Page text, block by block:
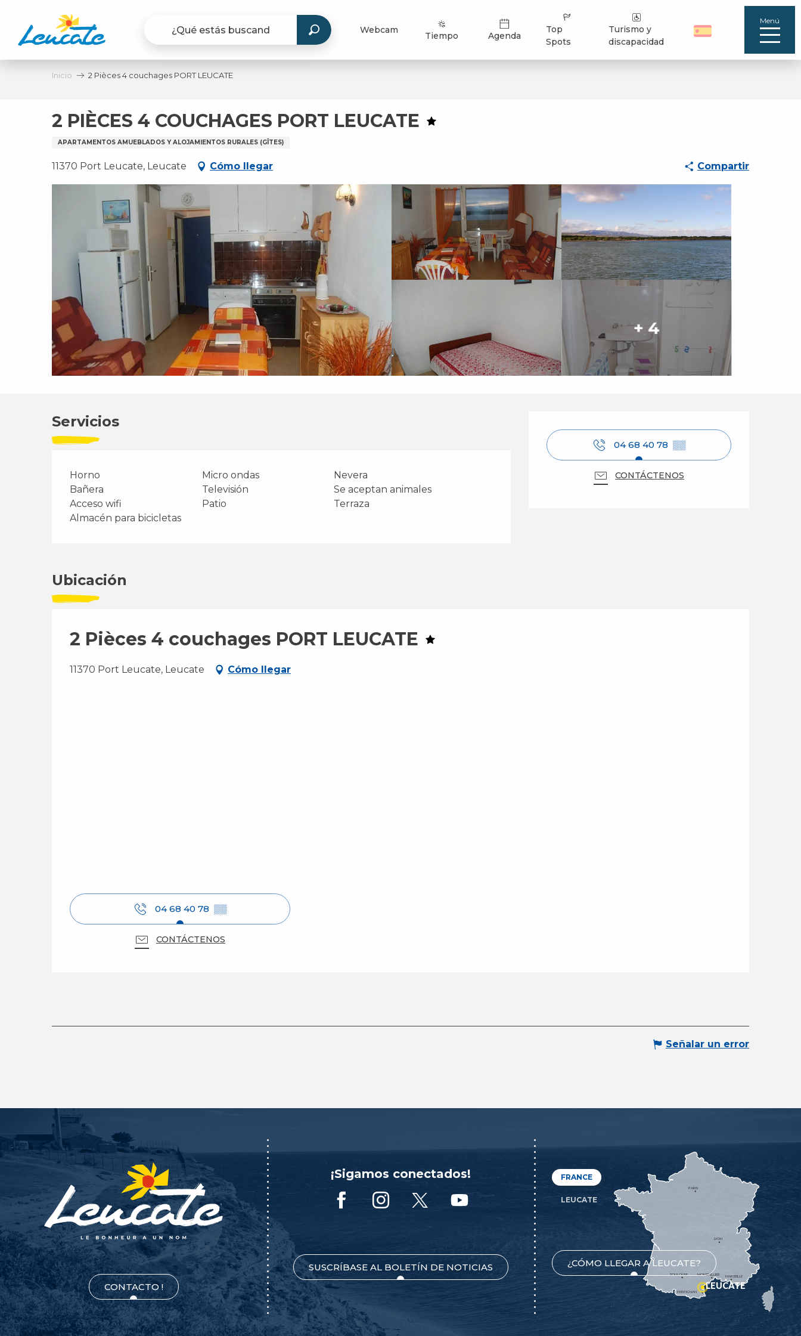
contenu
principal
Webcam
Tiempo Agenda
Top
Spots
Turismo y
discapacidad
Menú
Inicio 2 Pièces 4 couchages PORT LEUCATE
2 PIÈCES 4 COUCHAGES PORT LEUCATE
APARTAMENTOS AMUEBLADOS Y ALOJAMIENTOS RURALES (GÎTES)
11370 Port Leucate, Leucate Cómo llegar Compartir
+ 4
Horarios y datos de
04 68 40 78 ▒▒
CONTÁCTENOS
Servicios
Horno Micro ondas
Nevera
Bañera
Televisión
Se aceptan animales
Acceso wifi
Patio
Terraza
Almacén para bicicletas
Ubicación
2 Pièces 4 couchages PORT LEUCATE
11370 Port Leucate, Leucate Cómo llegar
04 68 40 78 ▒▒
CONTÁCTENOS
Señalar un error
CONTACTO !
¡Sigamos conectados!
SUSCRÍBASE AL BOLETÍN DE NOTICIAS
FRANCE
LEUCATE
¿CÓMO LLEGAR A LEUCATE?
MONTPELLIER
PERPIGNAN
MARSEILLE
TOULOUSE
LYON
PARIS
LEUCATE